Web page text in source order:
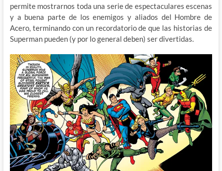
permite mostrarnos toda una serie de espectaculares escenas
y a buena parte de los enemigos y aliados del Hombre de
Acero, terminando con un recordatorio de que las historias de
Superman pueden (y por lo general deben) ser divertidas.